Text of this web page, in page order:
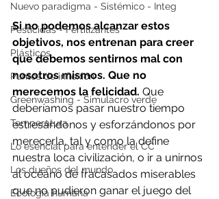
Nuevo paradigma - Sistémico - Integ
Pesticidas - Fertilizantes
Plásticos
Puntos de inflexión
Greenwashing - Simulacro verde
Temperatura
Lo esencial para entender el CC
Los dueños del mundo
Ecología humana
Si no podemos alcanzar estos
objetivos, nos entrenan para creer
que debemos sentirnos mal con
nosotros mismos. Que no
merecemos la felicidad. Que
deberíamos pasar nuestro tiempo
estresándonos y esforzándonos por
merecerla, tal y como la define
nuestra loca civilización, o ir a unirnos
al océano de fracasados miserables
que no pudieron ganar el juego del